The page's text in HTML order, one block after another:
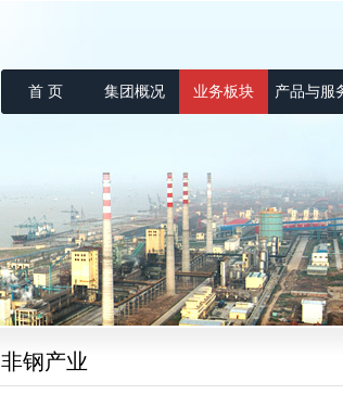
首 页 集团概况 业务板块 产品与服
非钢产业